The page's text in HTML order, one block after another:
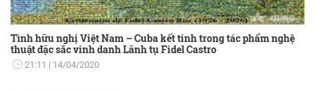
Tình hữu nghị Việt Nam – Cuba kết tinh trong tác phẩm nghệ
thuật đặc sắc vinh danh Lãnh tụ Fidel Castro
21:11 14/04/2020